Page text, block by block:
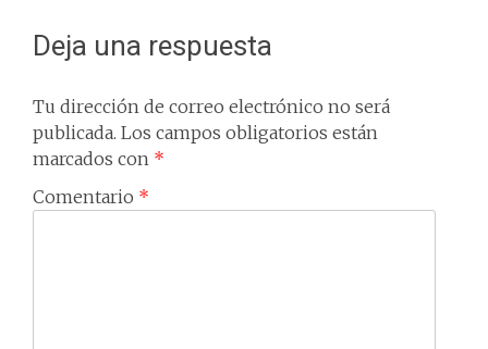
Deja una respuesta
Tu dirección de correo electrónico no será
publicada. Los campos obligatorios están
marcados con *
Comentario *